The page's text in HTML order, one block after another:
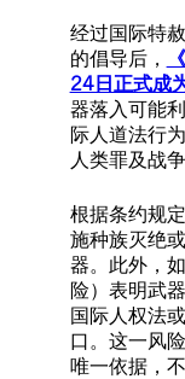
经过国际特
的倡导后，
24日正式成
器落入可能
际人道法行
人类罪及战争
根据条约规
施种族灭绝
器。此外，
险）表明武
国际人权法
口。这一风
唯一依据，